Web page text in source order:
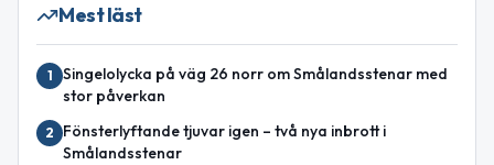
Mest läst
1
Singelolycka på väg 26 norr om Smålandsstenar med
stor påverkan
2
Fönsterlyftande tjuvar igen – två nya inbrott i
Smålandsstenar